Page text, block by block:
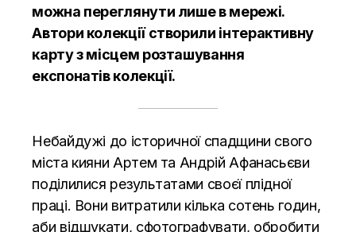
можна переглянути лише в мережі.
Автори колекції створили інтерактивну
карту з місцем розташування
експонатів колекції.
Небайдужі до історичної спадщини свого
міста кияни Артем та Андрій Афанасьєви
поділилися результатами своєї плідної
праці. Вони витратили кілька сотень годин,
аби відшукати, сфотографувати, обробити